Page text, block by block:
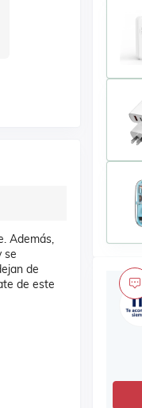
Además,
se
de
de este